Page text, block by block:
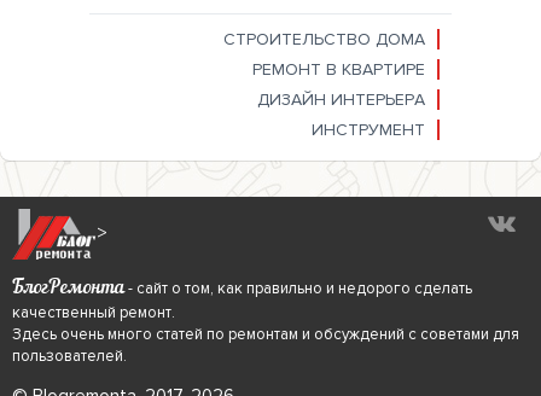
СТРОИТЕЛЬСТВО ДОМА
РЕМОНТ В КВАРТИРЕ
ДИЗАЙН ИНТЕРЬЕРА
ИНСТРУМЕНТ
>
БлогРемонта- сайт о том, как правильно и недорого сделать
качественный ремонт.
Здесь очень много статей по ремонтам и обсуждений с советами для
пользователей.